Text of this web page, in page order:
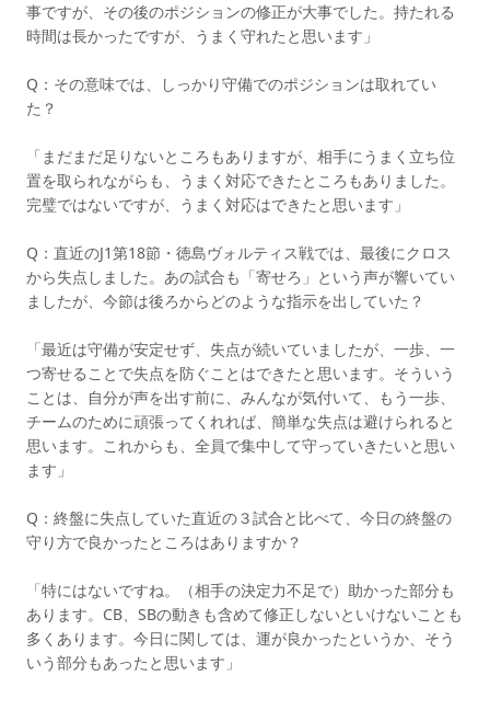
事ですが、その後のポジションの修正が大事でした。持たれる
時間は長かったですが、うまく守れたと思います」
Q：その意味では、しっかり守備でのポジションは取れてい
た？
「まだまだ足りないところもありますが、相手にうまく立ち位
置を取られながらも、うまく対応できたところもありました。
完璧ではないですが、うまく対応はできたと思います」
Q：直近のJ1第18節・徳島ヴォルティス戦では、最後にクロス
から失点しました。あの試合も「寄せろ」という声が響いてい
ましたが、今節は後ろからどのような指示を出していた？
「最近は守備が安定せず、失点が続いていましたが、一歩、一
つ寄せることで失点を防ぐことはできたと思います。そういう
ことは、自分が声を出す前に、みんなが気付いて、もう一歩、
チームのために頑張ってくれれば、簡単な失点は避けられると
思います。これからも、全員で集中して守っていきたいと思い
ます」
Q：終盤に失点していた直近の３試合と比べて、今日の終盤の
守り方で良かったところはありますか？
「特にはないですね。（相手の決定力不足で）助かった部分も
あります。CB、SBの動きも含めて修正しないといけないことも
多くあります。今日に関しては、運が良かったというか、そう
いう部分もあったと思います」